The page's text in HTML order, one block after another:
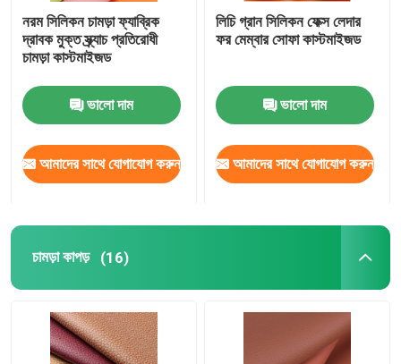
নরম সিলিকন চামড়া ফ্যাব্রিক
দ্রাবক মুক্ত স্ক্র্যাচ প্রতিরোধী
চামড়া কাস্টমাইজড
ভালো দাম
আমাদের সাথে যোগাযোগ করুন
লিচি গ্রান সিলিকন ফেক্স লেদার
ফর মেম্বার সোফা কাস্টমাইজড
ভালো দাম
আমাদের সাথে যোগাযোগ করুন
চামড়া কাপড় (16)